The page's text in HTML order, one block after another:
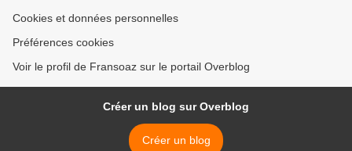
Cookies et données personnelles
Préférences cookies
Voir le profil de Fransoaz sur le portail Overblog
Créer un blog sur Overblog
Créer un blog